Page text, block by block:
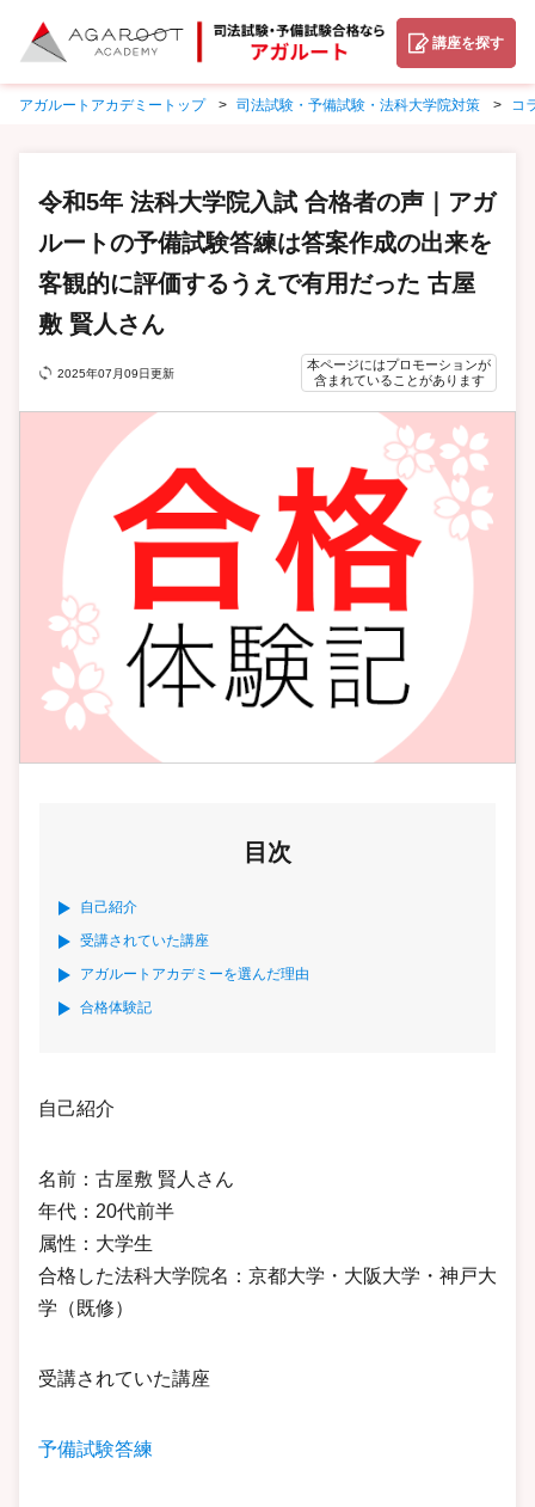
講座を探す
アガルートアカデミートップ 司法試験・予備試験・法科大学院対策 コ
令和5年 法科大学院入試 合格者の声｜アガ
ルートの予備試験答練は答案作成の出来を
客観的に評価するうえで有用だった 古屋
敷 賢人さん
2025年07月09日更新
本ページにはプロモーションが
含まれていることがあります
目次
自己紹介
受講されていた講座
アガルートアカデミーを選んだ理由
合格体験記
自己紹介
名前：古屋敷 賢人さん
年代：20代前半
属性：大学生
合格した法科大学院名：京都大学・大阪大学・神戸大
学（既修）
受講されていた講座
予備試験答練